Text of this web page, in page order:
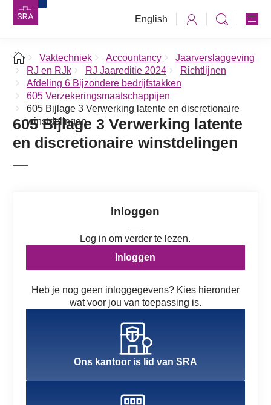
English
Vaktechniek Accountancy
Jaarverslaggeving
RJ en RJk
RJ Jaareditie 2024
Richtlijnen
Afdeling 6 Bijzondere bedrijfstakken
605 Verzekeringsmaatschappijen
605 Bijlage 3 Verwerking latente en discretionaire
winstdelingen
605 Bijlage 3 Verwerking latente
en discretionaire winstdelingen
Inloggen
Log in om verder te lezen.
Inloggen
Heb je nog geen inloggegevens? Kies hieronder
wat voor jou van toepassing is.
Ons kantoor is lid van SRA